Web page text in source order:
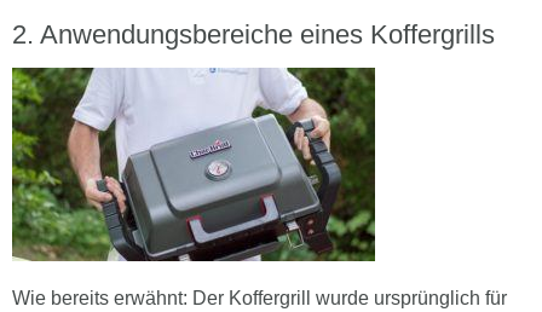
Anwendungsbereiche eines Koffergrills
Wie bereits erwähnt: Der Koffergrill wurde ursprünglich für